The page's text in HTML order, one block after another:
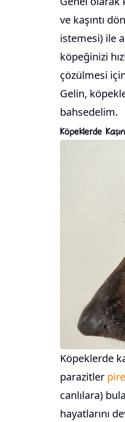
ve kaşıntı
istemesi) ile
köpeğinizi
çözülmesi
Gelin,
bahsedelim.
Köpeklerde
Köpeklerde
parazitler pire
canlılara)
hayatlarını